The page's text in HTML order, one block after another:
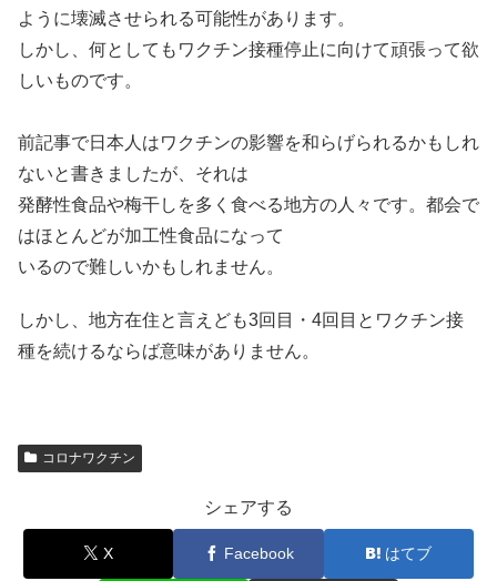
ように壊滅させられる可能性があります。
しかし、何としてもワクチン接種停止に向けて頑張って欲
しいものです。
前記事で日本人はワクチンの影響を和らげられるかもしれ
ないと書きましたが、それは
発酵性食品や梅干しを多く食べる地方の人々です。都会で
はほとんどが加工性食品になって
いるので難しいかもしれません。
しかし、地方在住と言えども3回目・4回目とワクチン接
種を続けるならば意味がありません。
コロナワクチン
シェアする
X Facebook はてブ